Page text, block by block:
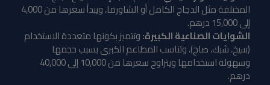
المختلفة مثل الدجاج الكامل أو الشاورما، ويبدأ سعرها من 4,000
إلى 15,000 درهم.
الشوايات الصناعية الكبيرة:وتتميز بكونها متعددة الاستخدام
(سيخ، شبك، صاج)، وتناسب المطاعم الكبرى بسبب حجمها
وسهولة استخدامها ويتراوح سعرها من 10,000 إلى 40,000
درهم.